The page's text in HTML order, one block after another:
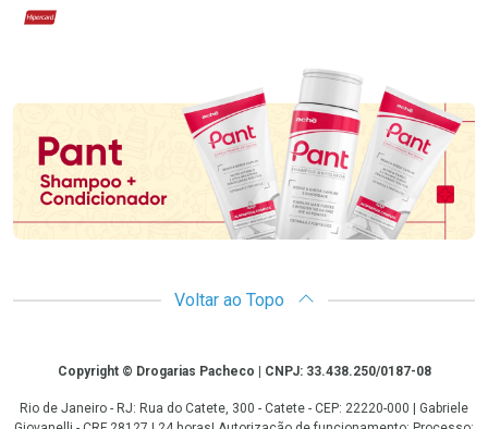
Hipercard
Promoção em Destaque
Voltar ao Topo
CopyrightCopyright © Drogarias Pacheco | CNPJ: 33.438.250/0187-08
Rio de Janeiro - RJ: Rua do Catete, 300 - Catete - CEP: 22220-000 | Gabriele